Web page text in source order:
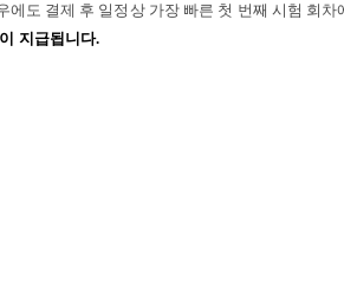
도 결제 후 일정상 가장 빠른 첫 번째 시험 회
지급됩니다.